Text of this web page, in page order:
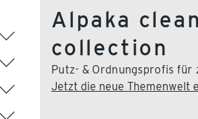
Alpaka
collection
Putz- & Ordnungsprofis für
Jetzt die neue Themenwelt